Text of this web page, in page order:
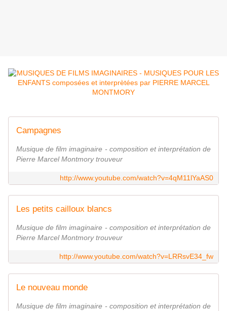
Campagnes
Musique de film imaginaire - composition et interprétation de
Pierre Marcel Montmory trouveur
http://www.youtube.com/watch?v=4qM11lYaAS0
Les petits cailloux blancs
Musique de film imaginaire - composition et interprétation de
Pierre Marcel Montmory trouveur
http://www.youtube.com/watch?v=LRRsvE34_fw
Le nouveau monde
Musique de film imaginaire - composition et interprétation de